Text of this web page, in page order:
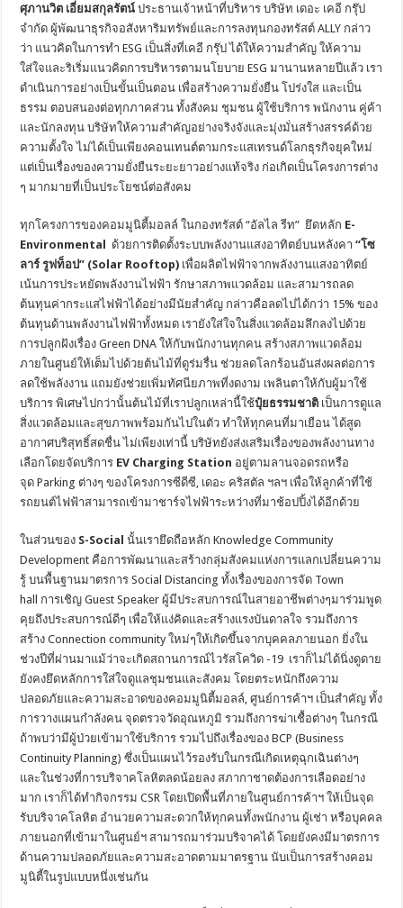
ศุภานวิต เอี่ยมสกุลรัตน์ ประธานเจ้าหน้าที่บริหาร บริษัท เดอะ เคอี กรุ๊ป
จำกัด ผู้พัฒนาธุรกิจอสังหาริมทรัพย์และการลงทุนกองทรัสต์ ALLY กล่าว
ว่า แนวคิดในการทำ ESG เป็นสิ่งที่เคอี กรุ๊ป ได้ให้ความสำคัญ ให้ความ
ใส่ใจและริเริ่มแนวคิดการบริหารตามนโยบาย ESG มานานหลายปีแล้ว เรา
ดำเนินการอย่างเป็นขั้นเป็นตอน เพื่อสร้างความยั่งยืน โปร่งใส และเป็น
ธรรม ตอบสนองต่อทุกภาคส่วน ทั้งสังคม ชุมชน ผู้ใช้บริการ พนักงาน คู่ค้า
และนักลงทุน บริษัทให้ความสำคัญอย่างจริงจังและมุ่งมั่นสร้างสรรค์ด้วย
ความตั้งใจ ไม่ได้เป็นเพียงคอนเทนต์ตามกระแสเทรนด์โลกธุรกิจยุคใหม่
แต่เป็นเรื่องของความยั่งยืนระยะยาวอย่างแท้จริง ก่อเกิดเป็นโครงการต่าง
ๆ มากมายที่เป็นประโยชน์ต่อสังคม
ทุกโครงการของคอมมูนิตี้มอลล์ ในกองทรัสต์ “อัลไล รีท” ยึดหลัก E-
Environmental ด้วยการติดตั้งระบบพลังงานแสงอาทิตย์บนหลังคา“โซ
ลาร์ รูฟท็อป” (Solar Rooftop) เพื่อผลิตไฟฟ้าจากพลังงานแสงอาทิตย์
เน้นการประหยัดพลังงานไฟฟ้า รักษาสภาพแวดล้อม และสามารถลด
ต้นทุนค่ากระแสไฟฟ้าได้อย่างมีนัยสำคัญ กล่าวคือลดไปได้กว่า 15% ของ
ต้นทุนด้านพลังงานไฟฟ้าทั้งหมด เรายังใส่ใจในสิ่งแวดล้อมลึกลงไปด้วย
การปลูกฝังเรื่อง Green DNA ให้กับพนักงานทุกคน สร้างสภาพแวดล้อม
ภายในศูนย์ให้เต็มไปด้วยต้นไม้ที่ดูร่มรื่น ช่วยลดโลกร้อนอันส่งผลต่อการ
ลดใช้พลังงาน แถมยังช่วยเพิ่มทัศนียภาพที่งดงาม เพลินตาให้กับผู้มาใช้
บริการ พิเศษไปกว่านั้นต้นไม้ที่เราปลูกเหล่านี้ใช้ปุ๋ยธรรมชาติ เป็นการดูแล
สิ่งแวดล้อมและสุขภาพพร้อมกันไปในตัว ทำให้ทุกคนที่มาเยือน ได้สูด
อากาศบริสุทธิ์สดชื่น ไม่เพียงเท่านี้ บริษัทยังส่งเสริมเรื่องของพลังงานทาง
เลือกโดยจัดบริการ EV Charging Station อยู่ตามลานจอดรถหรือ
จุด Parking ต่างๆ ของโครงการซีดีซี, เดอะ คริสตัล ฯลฯ เพื่อให้ลูกค้าที่ใช้
รถยนต์ไฟฟ้าสามารถเข้ามาชาร์จไฟฟ้าระหว่างที่มาช้อปปิ้งได้อีกด้วย
ในส่วนของ S-Social นั้นเรายึดถือหลัก Knowledge Community
Development คือการพัฒนาและสร้างกลุ่มสังคมแห่งการแลกเปลี่ยนความ
รู้ บนพื้นฐานมาตรการ Social Distancing ทั้งเรื่องของการจัด Town
hall การเชิญ Guest Speaker ผู้มีประสบการณ์ในสายอาชีพต่างๆมาร่วมพูด
คุยถึงประสบการณ์ดีๆ เพื่อให้แง่คิดและสร้างแรงบันดาลใจ รวมถึงการ
สร้าง Connection community ใหม่ๆให้เกิดขึ้นจากบุคคลภายนอก ยิ่งใน
ช่วงปีที่ผ่านมาแม้ว่าจะเกิดสถานการณ์ไวรัสโควิด -19 เราก็ไม่ได้นิ่งดูดาย
ยังคงยึดหลักการใส่ใจดูแลชุมชนและสังคม โดยตระหนักถึงความ
ปลอดภัยและความสะอาดของคอมมูนิตี้มอลล์, ศูนย์การค้าฯ เป็นสำคัญ ทั้ง
การวางแผนกำลังคน จุดตรวจวัดอุณหภูมิ รวมถึงการฆ่าเชื้อต่างๆ ในกรณี
ถ้าพบว่ามีผู้ป่วยเข้ามาใช้บริการ รวมไปถึงเรื่องของ BCP (Business
Continuity Planning) ซึ่งเป็นแผนไว้รองรับในกรณีเกิดเหตุฉุกเฉินต่างๆ
และในช่วงที่การบริจาคโลหิตลดน้อยลง สภากาชาดต้องการเลือดอย่าง
มาก เราก็ได้ทำกิจกรรม CSR โดยเปิดพื้นที่ภายในศูนย์การค้าฯ ให้เป็นจุด
รับบริจาคโลหิต อำนวยความสะดวกให้ทุกคนทั้งพนักงาน ผู้เช่า หรือบุคคล
ภายนอกที่เข้ามาในศูนย์ฯ สามารถมาร่วมบริจาคได้ โดยยังคงมีมาตรการ
ด้านความปลอดภัยและความสะอาดตามมาตรฐาน นับเป็นการสร้างคอม
มูนิตี้ในรูปแบบหนึ่งเช่นกัน